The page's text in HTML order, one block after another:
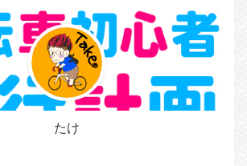
たけ